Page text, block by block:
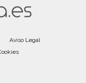
Aviso Legal